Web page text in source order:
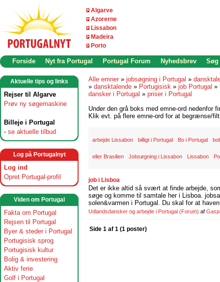
Algarve
Azorerne
Lissabon
Madeira
Porto
Forside Nyt fra Portugal Portugal Forum Nyhedsbrev Søg
Aktuelle tips og links
Rejser til Algarve
Prøv ny søgemaskine
Billeje i Portugal
- se aktuelle tilbud
Log på Portugalnyt
Log ind
Opret Portugal-profil
Viden om Portugal
Fakta om Portugal
Rejsen til Portugal
Byer & steder i Portugal
Portugisisk sprog
Portugisisk kultur
Bolig & investering
Aktiv ferie
Golf i Portugal
Alle emner » jobsøgning i Portugal »
» dansktalende » Portugisisk » job Portugal »
dansker i Portugal » priser i Portugal
Under den grå boks med emne-ord nedenfor
Klik evt. på flere emne-ord for at begrænse/
arbejde Lissabon billigt i Portugal Bo i Portugal
eller Brasilien Jobsøgning i Lissabon Lissabon
job i Lisboa
Det er ikke altid så svært at finde arbejde,
søge og komme til samtale her i Lisboa.
solen&varmen i Portugal. Du skal for at
Udlandsdansker og arbejde i Portugal (Forum) af
Side 1 af 1 (1 poster)